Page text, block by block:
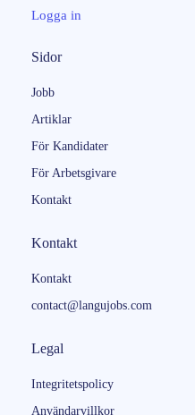
Logga in
Sidor
Jobb
Artiklar
För Kandidater
För Arbetsgivare
Kontakt
Kontakt
Kontakt
contact@langujobs.com
Legal
Integritetspolicy
Användarvillkor